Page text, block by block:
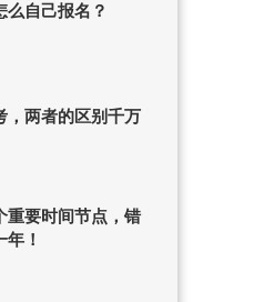
么自己报名？
，两者的区别千万
重要时间节点，错
！